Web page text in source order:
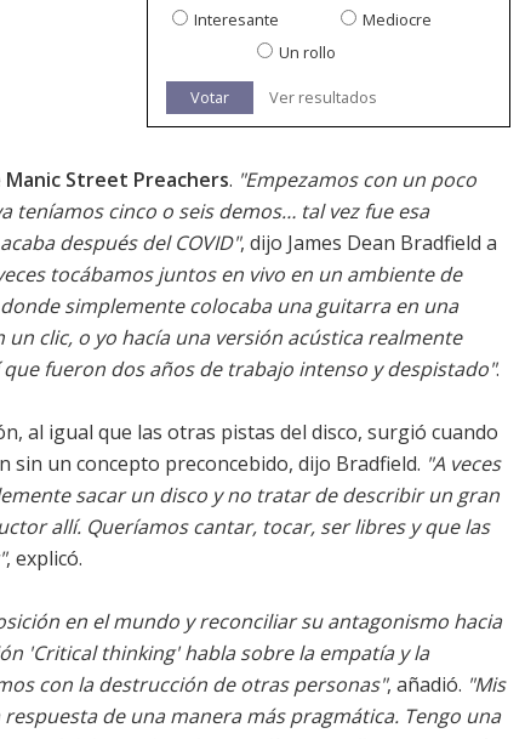
Interesante
Mediocre
Un rollo
Votar Ver resultados
Manic Street Preachers. "Empezamos con un poco
teníamos cinco o seis demos… tal vez fue esa
después del COVID", dijo James Dean Bradfield a
tocábamos juntos en vivo en un ambiente de
simplemente colocaba una guitarra en una
clic, o yo hacía una versión acústica realmente
fueron dos años de trabajo intenso y despistado".
al igual que las otras pistas del disco, surgió cuando
sin un concepto preconcebido, dijo Bradfield. "A veces
sacar un disco y no tratar de describir un gran
allí. Queríamos cantar, tocar, ser libres y que las
, explicó.
en el mundo y reconciliar su antagonismo hacia
'Critical thinking' habla sobre la empatía y la
con la destrucción de otras personas", añadió. "Mis
de una manera más pragmática. Tengo una